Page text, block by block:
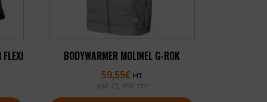
FLEXI BODYWARMER MOLINEL G-ROK
59,55€ HT
soit 71,46€ TTC